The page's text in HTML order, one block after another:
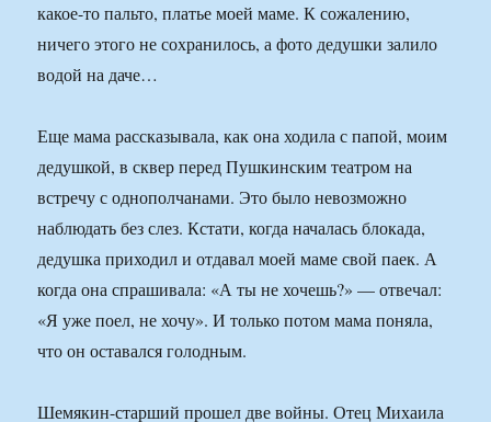
какое-то пальто, платье моей маме. К сожалению,
ничего этого не сохранилось, а фото дедушки залило
водой на даче…
Еще мама рассказывала, как она ходила с папой, моим
дедушкой, в сквер перед Пушкинским театром на
встречу с однополчанами. Это было невозможно
наблюдать без слез. Кстати, когда началась блокада,
дедушка приходил и отдавал моей маме свой паек. А
когда она спрашивала: «А ты не хочешь?» — отвечал:
«Я уже поел, не хочу». И только потом мама поняла,
что он оставался голодным.
Шемякин-старший прошел две войны. Отец Михаила